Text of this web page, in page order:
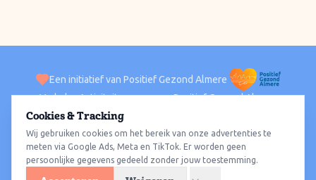
Een initiatief van Positief Gezond Almere
VerhalenActiviteiten Positief Gezond Almere
ACTIVITEITEN PER WIJK
Alle wijkenAlmere HavenAlmere StadAlmere BuitenAlmere Poort
Almere HoutAlmere OosterwoldWat te doen
Cookies & Tracking
Wij gebruiken cookies om het bereik van onze advertenties te
meten via Google Ads, Meta en TikTok. Er worden geen
persoonlijke gegevens gedeeld zonder jouw toestemming.